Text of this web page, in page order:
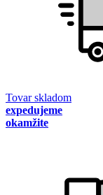
Tovar skladom
expedujeme
okamžite